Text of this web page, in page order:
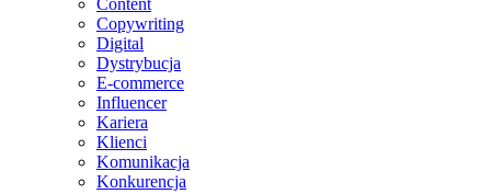
Content
Copywriting
Digital
Dystrybucja
E-commerce
Influencer
Kariera
Klienci
Komunikacja
Konkurencja